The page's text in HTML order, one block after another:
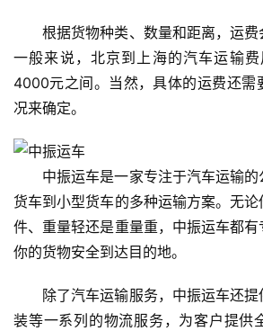
根据货物种类、数量和距离，运费
一般来说，北京到上海的汽车运输
4000元之间。当然，具体的运费还需
况来确定。
中振运车是一家专注于汽车运输
货车到小型货车的多种运输方案。无
件、重量轻还是重量重，中振运车都
你的货物安全到达目的地。
除了汽车运输服务，中振运车还
装等一系列的物流服务，为客户提供